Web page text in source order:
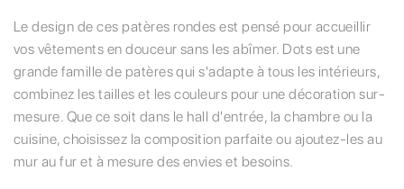
Le design de ces patères rondes est pensé pour accueillir
vos vêtements en douceur sans les abîmer. Dots est une
grande famille de patères qui s'adapte à tous les intérieurs,
combinez les tailles et les couleurs pour une décoration sur-
mesure. Que ce soit dans le hall d'entrée, la chambre ou la
cuisine, choisissez la composition parfaite ou ajoutez-les au
mur au fur et à mesure des envies et besoins.